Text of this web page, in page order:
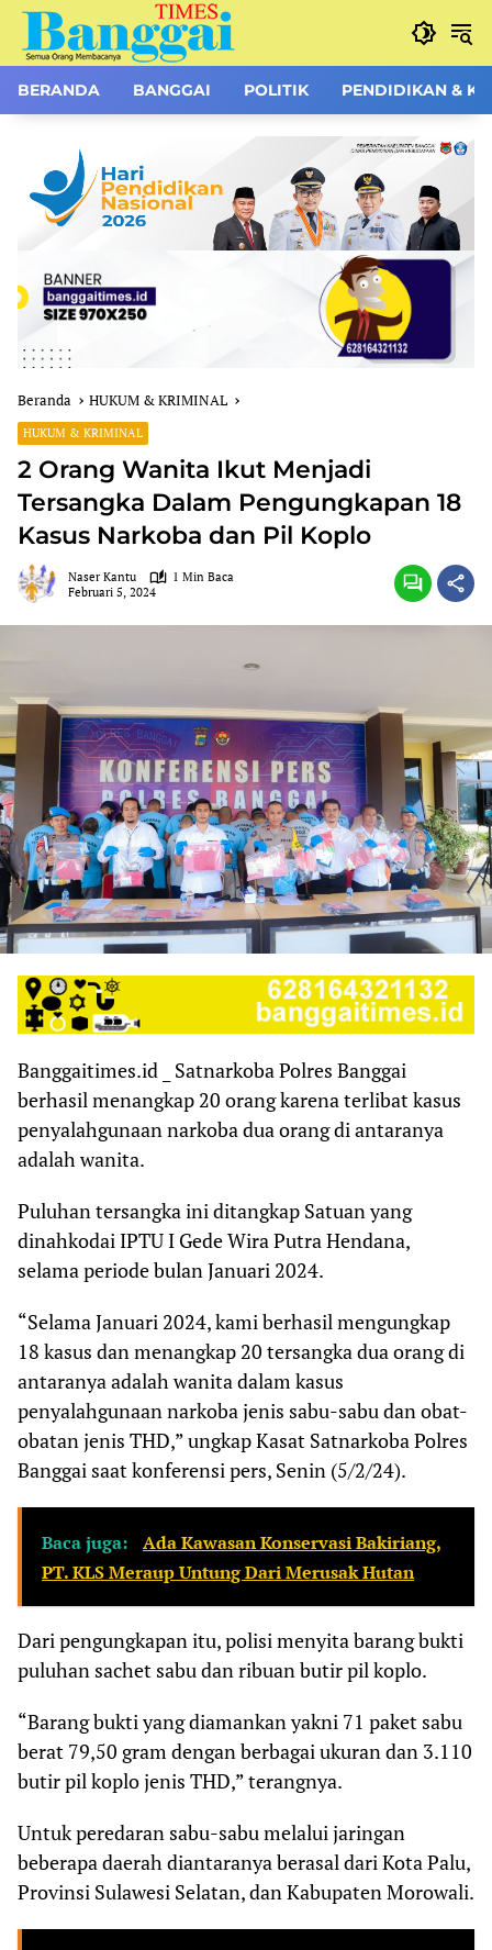
Langsung
konten
BERANDA BANGGAI POLITIK PENDIDIKAN &
Beranda HUKUM & KRIMINAL
HUKUM & KRIMINAL
2 Orang Wanita Ikut Menjadi
Tersangka Dalam Pengungkapan 18
Kasus Narkoba dan Pil Koplo
Naser Kantu
1 Min Baca
Februari 5, 2024
Banggaitimes.id _ Satnarkoba Polres Banggai
berhasil menangkap 20 orang karena terlibat kasus
penyalahgunaan narkoba dua orang di antaranya
adalah wanita.
Puluhan tersangka ini ditangkap Satuan yang
dinahkodai IPTU I Gede Wira Putra Hendana,
selama periode bulan Januari 2024.
“Selama Januari 2024, kami berhasil mengungkap
18 kasus dan menangkap 20 tersangka dua orang di
antaranya adalah wanita dalam kasus
penyalahgunaan narkoba jenis sabu-sabu dan obat-
obatan jenis THD,” ungkap Kasat Satnarkoba Polres
Banggai saat konferensi pers, Senin (5/2/24).
Baca juga:
Ada Kawasan Konservasi Bakiriang,
PT. KLS Meraup Untung Dari Merusak Hutan
Dari pengungkapan itu, polisi menyita barang bukti
puluhan sachet sabu dan ribuan butir pil koplo.
“Barang bukti yang diamankan yakni 71 paket sabu
berat 79,50 gram dengan berbagai ukuran dan 3.110
butir pil koplo jenis THD,” terangnya.
Untuk peredaran sabu-sabu melalui jaringan
beberapa daerah diantaranya berasal dari Kota Palu,
Provinsi Sulawesi Selatan, dan Kabupaten Morowali.